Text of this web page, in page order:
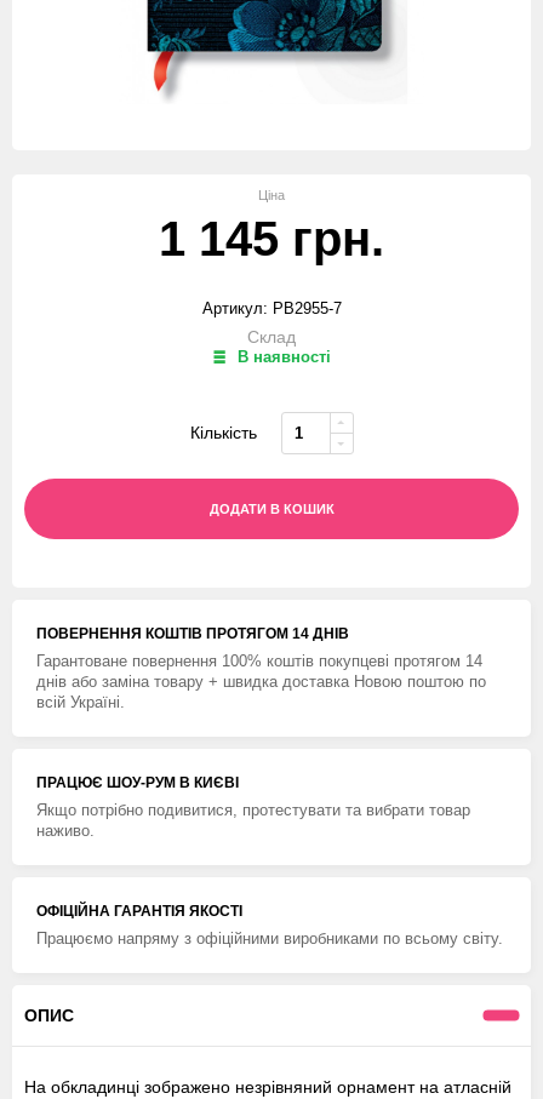
Ціна
1 145 грн.
Артикул: PB2955-7
Склад
В наявності
Кількість
ДОДАТИ В КОШИК
ПОВЕРНЕННЯ КОШТIВ ПРОТЯГОМ 14 ДНIВ
Гарантоване повернення 100% коштів покупцеві протягом 14
днів або заміна товару + швидка доставка Новою поштою по
всій Україні.
ПРАЦЮЄ ШОУ-РУМ В КИЄВІ
Якщо потрібно подивитися, протестувати та вибрати товар
наживо.
ОФІЦІЙНА ГАРАНТІЯ ЯКОСТІ
Працюємо напряму з офіційними виробниками по всьому світу.
ОПИС
На обкладинці зображено незрівняний орнамент на атласній